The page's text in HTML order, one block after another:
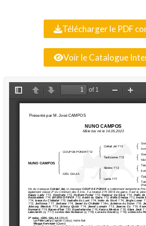
Télécharger le PDF
Voir le Catalogue